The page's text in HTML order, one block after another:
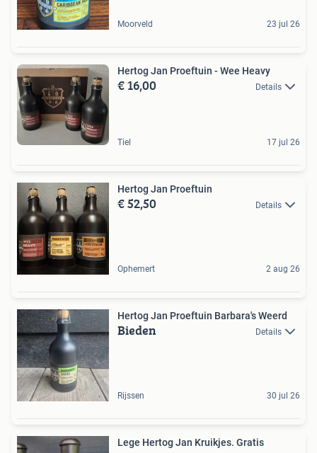
Moorveld 23 jul 26
Hertog Jan Proeftuin - Wee Heavy
€ 16,00 Details
Tiel 17 jul 26
Hertog Jan Proeftuin
€ 52,50 Details
Ophemert 2 aug 26
Hertog Jan Proeftuin Barbara's Weerd
Bieden Details
Rijssen 30 jul 26
Lege Hertog Jan Kruikjes. Gratis